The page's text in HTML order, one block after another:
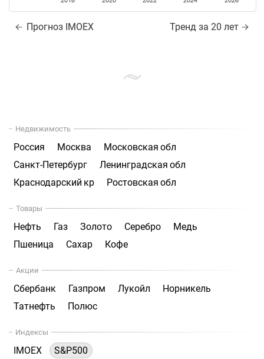
Прогноз IMOEX Тренд за 20 лет
Недвижимость
Россия Москва
Московская обл
Санкт-Петербург
Ленинградская обл
Краснодарский кр
Ростовская обл
Товары
Нефть Газ Золото Серебро
Медь
Пшеница
Сахар Кофе
Акции
Сбербанк Газпром Лукойл
Норникель
Татнефть
Полюс
Индексы
IMOEX S&P500